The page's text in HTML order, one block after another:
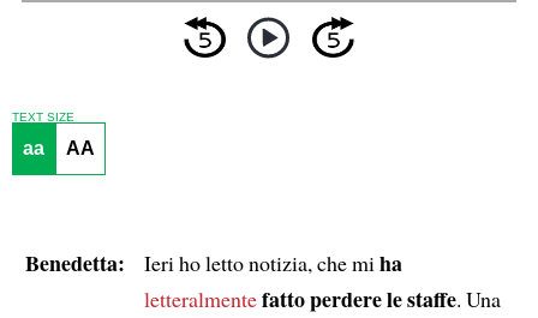
TEXT SIZE
aa AA
Benedetta: Ieri ho letto notizia, che mi ha
letteralmentefatto perdere le staffe. Una